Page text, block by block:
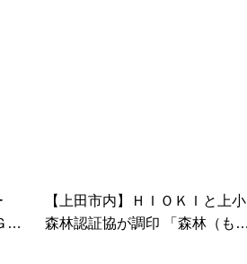
空
【上田市内】ＨＩＯＫＩと上小
森林認証協が調印 「森林（も